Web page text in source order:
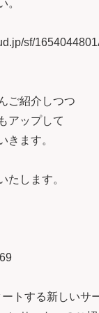
。
sf/
ご紹介しつつ
アップして
きます。
たします。
トする新しいサ